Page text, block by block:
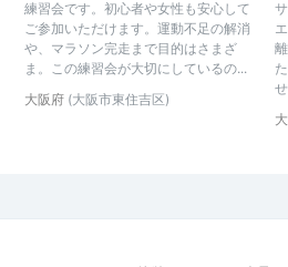
練習会です。初心者や女性も安心して
ご参加いただけます。運動不足の解消
や、マラソン完走まで目的はさまざ
ま。この練習会が大切にしているの...
大阪府 (大阪市東住吉区)